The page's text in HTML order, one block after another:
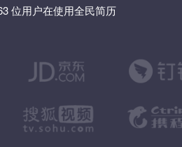
位用户在使用全民简历